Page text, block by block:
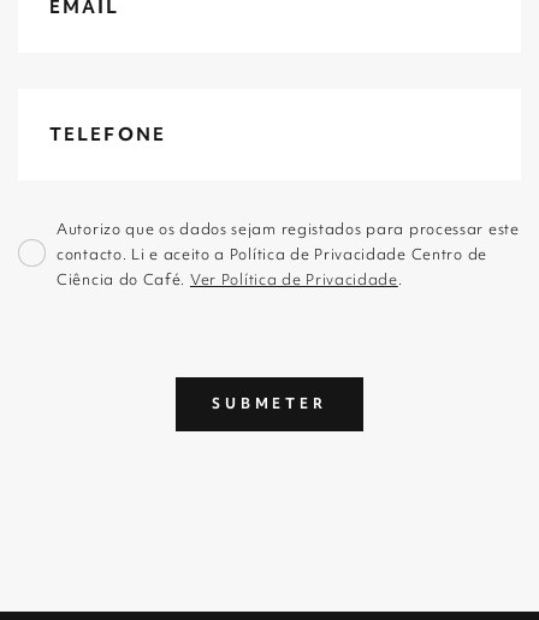
Autorizo que os dados sejam registados para processar este
contacto. Li e aceito a Política de Privacidade Centro de
Ciência do Café. Ver Política de Privacidade.
SUBMETER